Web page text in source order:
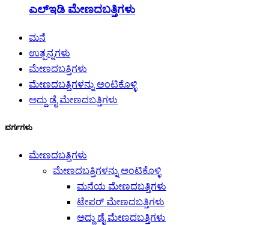
ಎಲ್ಇಡಿ ಮೇಣದಬತ್ತಿಗಳು
ಮನೆ
ಉತ್ಪನ್ನಗಳು
ಮೇಣದಬತ್ತಿಗಳು
ಮೇಣದಬತ್ತಿಗಳನ್ನು ಅಂಟಿಕೊಳ್ಳಿ
ಅದ್ದು ಡೈ ಮೇಣದಬತ್ತಿಗಳು
ವರ್ಗಗಳು
ಮೇಣದಬತ್ತಿಗಳು
ಮೇಣದಬತ್ತಿಗಳನ್ನು ಅಂಟಿಕೊಳ್ಳಿ
ಮನೆಯ ಮೇಣದಬತ್ತಿಗಳು
ಟೇಪರ್ ಮೇಣದಬತ್ತಿಗಳು
ಅದ್ದು ಡೈ ಮೇಣದಬತ್ತಿಗಳು